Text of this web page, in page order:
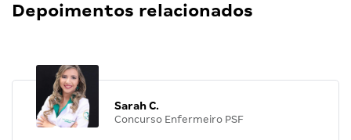
Depoimentos relacionados
Sarah C.
Concurso Enfermeiro PSF